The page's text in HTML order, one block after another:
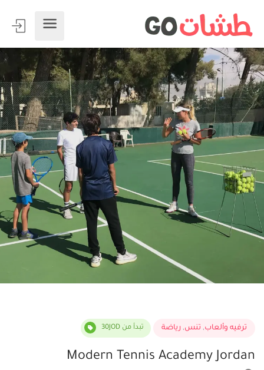
ترفيه وألعاب, تنس, رياضة تبدأ من 30JOD
Modern Tennis Academy Jordan